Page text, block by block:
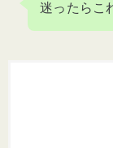
迷ったらこ